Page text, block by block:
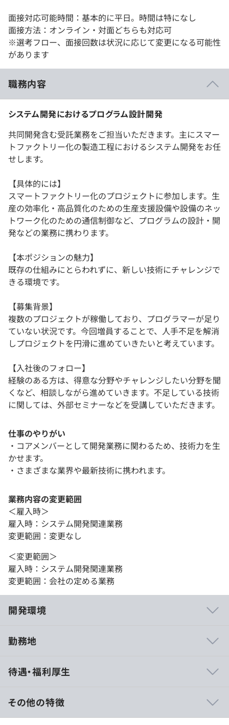
面接対応可能時間：基本的に平日。時間は特になし
面接方法：オンライン・対面どちらも対応可
※選考フロー、面接回数は状況に応じて変更になる可能性
があります
職務内容
システム開発におけるプログラム設計開発
共同開発含む受託業務をご担当いただきます。主にスマー
トファクトリー化の製造工程におけるシステム開発をお任
せします。
【具体的には】
スマートファクトリー化のプロジェクトに参加します。生
産の効率化・高品質化のための生産支援設備や設備のネッ
トワーク化のための通信制御など、プログラムの設計・開
発などの業務に携わります。
【本ポジションの魅力】
既存の仕組みにとらわれずに、新しい技術にチャレンジで
きる環境です。
【募集背景】
複数のプロジェクトが稼働しており、プログラマーが足り
ていない状況です。今回増員することで、人手不足を解消
しプロジェクトを円滑に進めていきたいと考えています。
【入社後のフォロー】
経験のある方は、得意な分野やチャレンジしたい分野を聞
くなど、相談しながら進めていきます。不足している技術
に関しては、外部セミナーなどを受講していただきます。
仕事のやりがい
・コアメンバーとして開発業務に関わるため、技術力を生
かせます。
・さまざまな業界や最新技術に携われます。
業務内容の変更範囲
＜雇入時＞
雇入時：システム開発関連業務
変更範囲：変更なし
＜変更範囲＞
雇入時：システム開発関連業務
変更範囲：会社の定める業務
開発環境
スキル保持者等とのディスカッションを通して、最新情
勤務地
待遇・福利厚生
月収：36万円以上～41万円以上
その他の特徴